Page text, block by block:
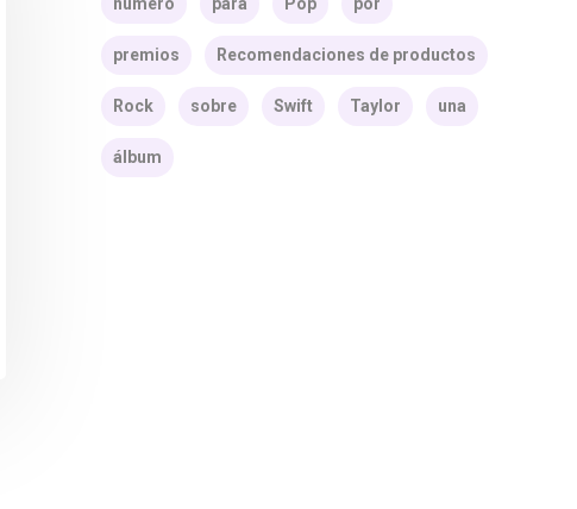
premios Recomendaciones de productos
Rock sobre Swift Taylor una
álbum